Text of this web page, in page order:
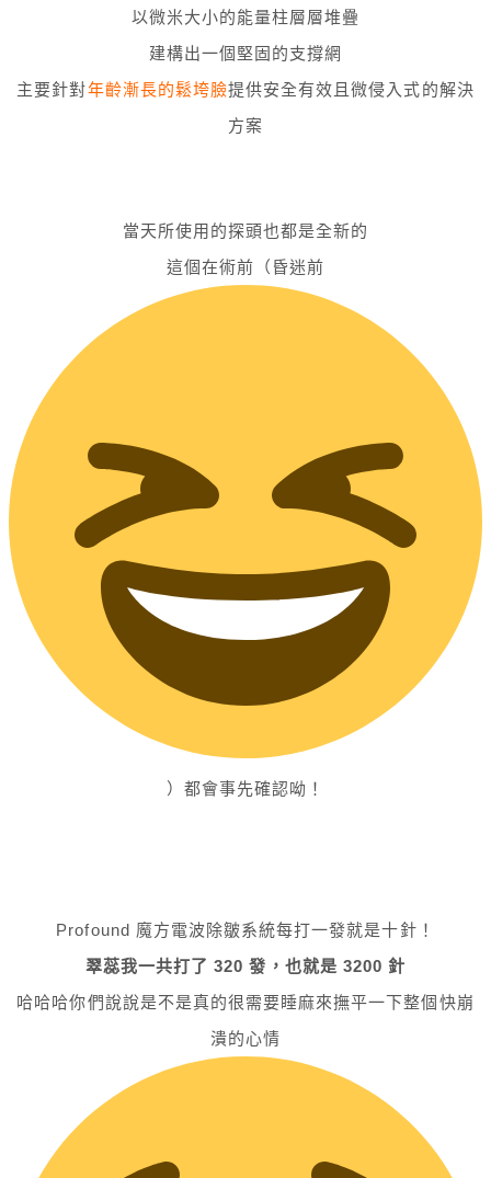
以微米大小的能量柱層層堆疊
建構出一個堅固的支撐網
主要針對年齡漸長的鬆垮臉提供安全有效且微侵入式的解決
方案
當天所使用的探頭也都是全新的
這個在術前（昏迷前
）都會事先確認呦！
Profound 魔方電波除皺系統每打一發就是十針！
翠蕊我一共打了 320 發，也就是 3200 針
哈哈哈你們說說是不是真的很需要睡麻來撫平一下整個快崩
潰的心情